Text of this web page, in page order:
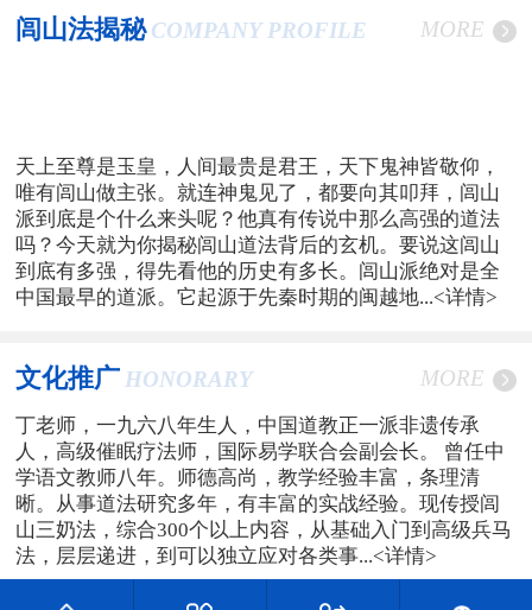
闾山法揭秘 COMPANY PROFILE MORE
天上至尊是玉皇，人间最贵是君王，天下鬼神皆敬仰，
唯有闾山做主张。就连神鬼见了，都要向其叩拜，闾山
派到底是个什么来头呢？他真有传说中那么高强的道法
吗？今天就为你揭秘闾山道法背后的玄机。要说这闾山
到底有多强，得先看他的历史有多长。闾山派绝对是全
中国最早的道派。它起源于先秦时期的闽越地...<详情>
文化推广 HONORARY MORE
丁老师，一九六八年生人，中国道教正一派非遗传承
人，高级催眠疗法师，国际易学联合会副会长。 曾任中
学语文教师八年。师德高尚，教学经验丰富，条理清
晰。从事道法研究多年，有丰富的实战经验。现传授闾
山三奶法，综合300个以上内容，从基础入门到高级兵马
法，层层递进，到可以独立应对各类事...<详情>